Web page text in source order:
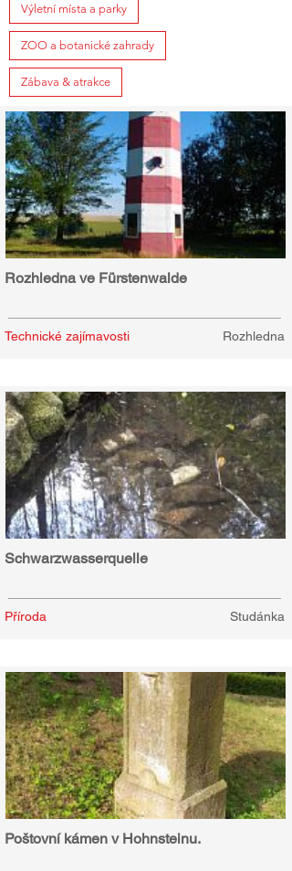
Výletní místa a parky
ZOO a botanické zahrady
Zábava & atrakce
Rozhledna ve Fürstenwalde
Technické zajímavosti Rozhledna
Schwarzwasserquelle
Příroda Studánka
Poštovní kámen v Hohnsteinu.